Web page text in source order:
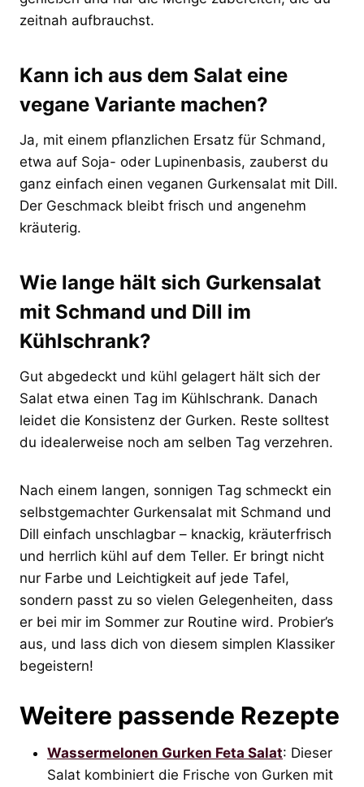
zeitnah aufbrauchst.
Kann ich aus dem Salat eine
vegane Variante machen?
Ja, mit einem pflanzlichen Ersatz für Schmand,
etwa auf Soja- oder Lupinenbasis, zauberst du
ganz einfach einen veganen Gurkensalat mit Dill.
Der Geschmack bleibt frisch und angenehm
kräuterig.
Wie lange hält sich Gurkensalat
mit Schmand und Dill im
Kühlschrank?
Gut abgedeckt und kühl gelagert hält sich der
Salat etwa einen Tag im Kühlschrank. Danach
leidet die Konsistenz der Gurken. Reste solltest
du idealerweise noch am selben Tag verzehren.
Nach einem langen, sonnigen Tag schmeckt ein
selbstgemachter Gurkensalat mit Schmand und
Dill einfach unschlagbar – knackig, kräuterfrisch
und herrlich kühl auf dem Teller. Er bringt nicht
nur Farbe und Leichtigkeit auf jede Tafel,
sondern passt zu so vielen Gelegenheiten, dass
er bei mir im Sommer zur Routine wird. Probier’s
aus, und lass dich von diesem simplen Klassiker
begeistern!
Weitere passende Rezepte
Wassermelonen Gurken Feta Salat: Dieser
Salat kombiniert die Frische von Gurken mit